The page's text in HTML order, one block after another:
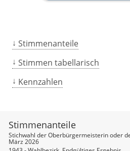
Stimmenanteile
Stimmen tabellarisch
Kennzahlen
Stimmenanteile
Stichwahl der Oberbürgermeisterin oder
März 2026